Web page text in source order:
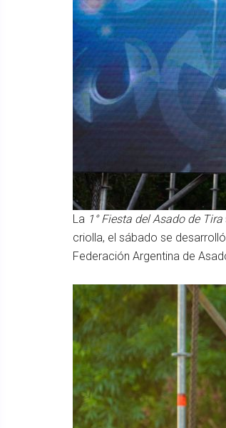
La 1° Fiesta del Asado de Tira
criolla, el sábado se
Federación Argentina de